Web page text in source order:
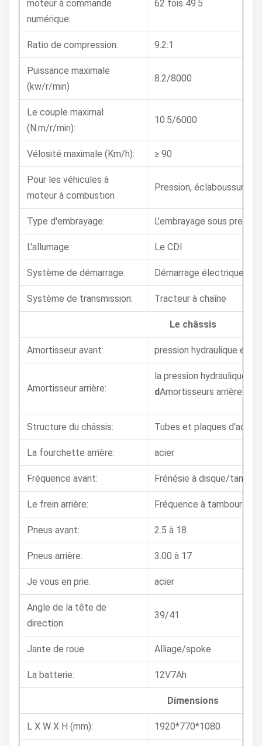
moteur à commande
numérique:
62 fois 49.5
Ratio de compression: 9.2:1
Puissance maximale
(kw/r/min)
8.2/8000
Le couple maximal
(N.m/r/min):
10.5/6000
Vélosité maximale (Km/h): ≥ 90
Pour les véhicules à
moteur à combustion
Pression, éclaboussures
Type d'embrayage: L'embrayage sous
L'allumage: Le CDI
Système de démarrage: Démarrage électrique
Système de transmission: Tracteur à chaîne
Le châssis
Amortisseur avant: pression hydraulique et
Amortisseur arrière:
la pression hydraulique
dAmortisseurs arrière
Structure du châssis: Tubes et plaques d'acier,
La fourchette arrière: acier
Fréquence avant: Frénésie à disque/
Le frein arrière: Fréquence à tambour
Pneus avant: 2.5 à 18
Pneus arrière: 3.00 à 17
Je vous en prie. acier
Angle de la tête de
direction:
39/41
Jante de roue Alliage/spoke
La batterie: 12V7Ah
Dimensions
L X W X H (mm): 1920*770*1080